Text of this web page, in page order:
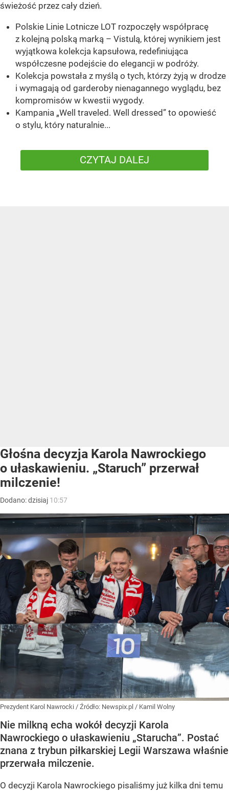
świeżość przez cały dzień.
Polskie Linie Lotnicze LOT rozpoczęły współpracę
z kolejną polską marką – Vistulą, której wynikiem jest
wyjątkowa kolekcja kapsułowa, redefiniująca
współczesne podejście do elegancji w podróży.
Kolekcja powstała z myślą o tych, którzy żyją w drodze
i wymagają od garderoby nienagannego wyglądu, bez
kompromisów w kwestii wygody.
Kampania „Well traveled. Well dressed” to opowieść
o stylu, który naturalnie...
CZYTAJ DALEJ
Głośna decyzja Karola Nawrockiego
o ułaskawieniu. „Staruch” przerwał
milczenie!
Dodano:dzisiaj 10:57
Prezydent Karol Nawrocki / Źródło: Newspix.pl / Kamil Wolny
Nie milkną echa wokół decyzji Karola
Nawrockiego o ułaskawieniu „Starucha”. Postać
znana z trybun piłkarskiej Legii Warszawa właśnie
przerwała milczenie.
O decyzji Karola Nawrockiego pisaliśmy już kilka dni temu